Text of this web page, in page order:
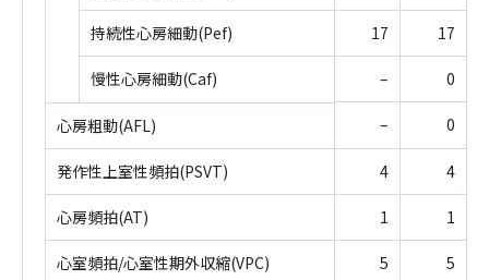
持続性心房細動(Pef) 17 17
慢性心房細動(Caf) – 0
心房粗動(AFL) – 0
発作性上室性頻拍(PSVT) 4 4
心房頻拍(AT) 1 1
心室頻拍/心室性期外収縮(VPC) 5 5